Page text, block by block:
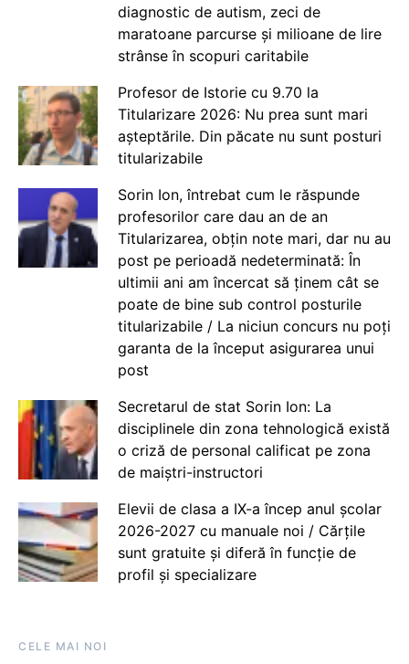
diagnostic de autism, zeci de
maratoane parcurse și milioane de lire
strânse în scopuri caritabile
Profesor de Istorie cu 9.70 la
Titularizare 2026: Nu prea sunt mari
așteptările. Din păcate nu sunt posturi
titularizabile
Sorin Ion, întrebat cum le răspunde
profesorilor care dau an de an
Titularizarea, obțin note mari, dar nu au
post pe perioadă nedeterminată: În
ultimii ani am încercat să ținem cât se
poate de bine sub control posturile
titularizabile / La niciun concurs nu poți
garanta de la început asigurarea unui
post
Secretarul de stat Sorin Ion: La
disciplinele din zona tehnologică există
o criză de personal calificat pe zona
de maiștri-instructori
Elevii de clasa a IX-a încep anul școlar
2026-2027 cu manuale noi / Cărțile
sunt gratuite și diferă în funcție de
profil și specializare
CELE MAI NOI